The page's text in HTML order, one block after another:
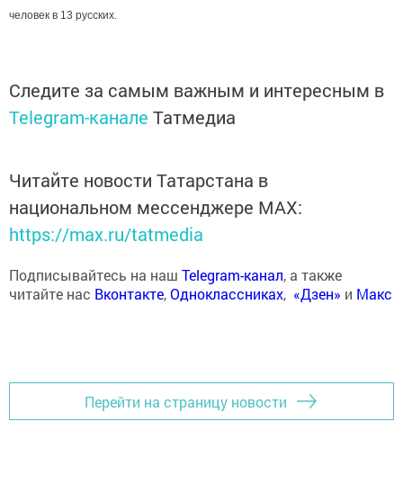
человек в 13 русских.
Следите за самым важным и интересным в
Telegram-канале Татмедиа
Читайте новости Татарстана в
национальном мессенджере MАХ:
https://max.ru/tatmedia
Подписывайтесь на наш Telegram-канал, а также
читайте нас Вконтакте,Одноклассниках, «Дзен» и Макс
Перейти на страницу новости